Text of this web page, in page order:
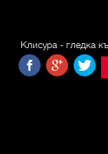
Клисура - гледка